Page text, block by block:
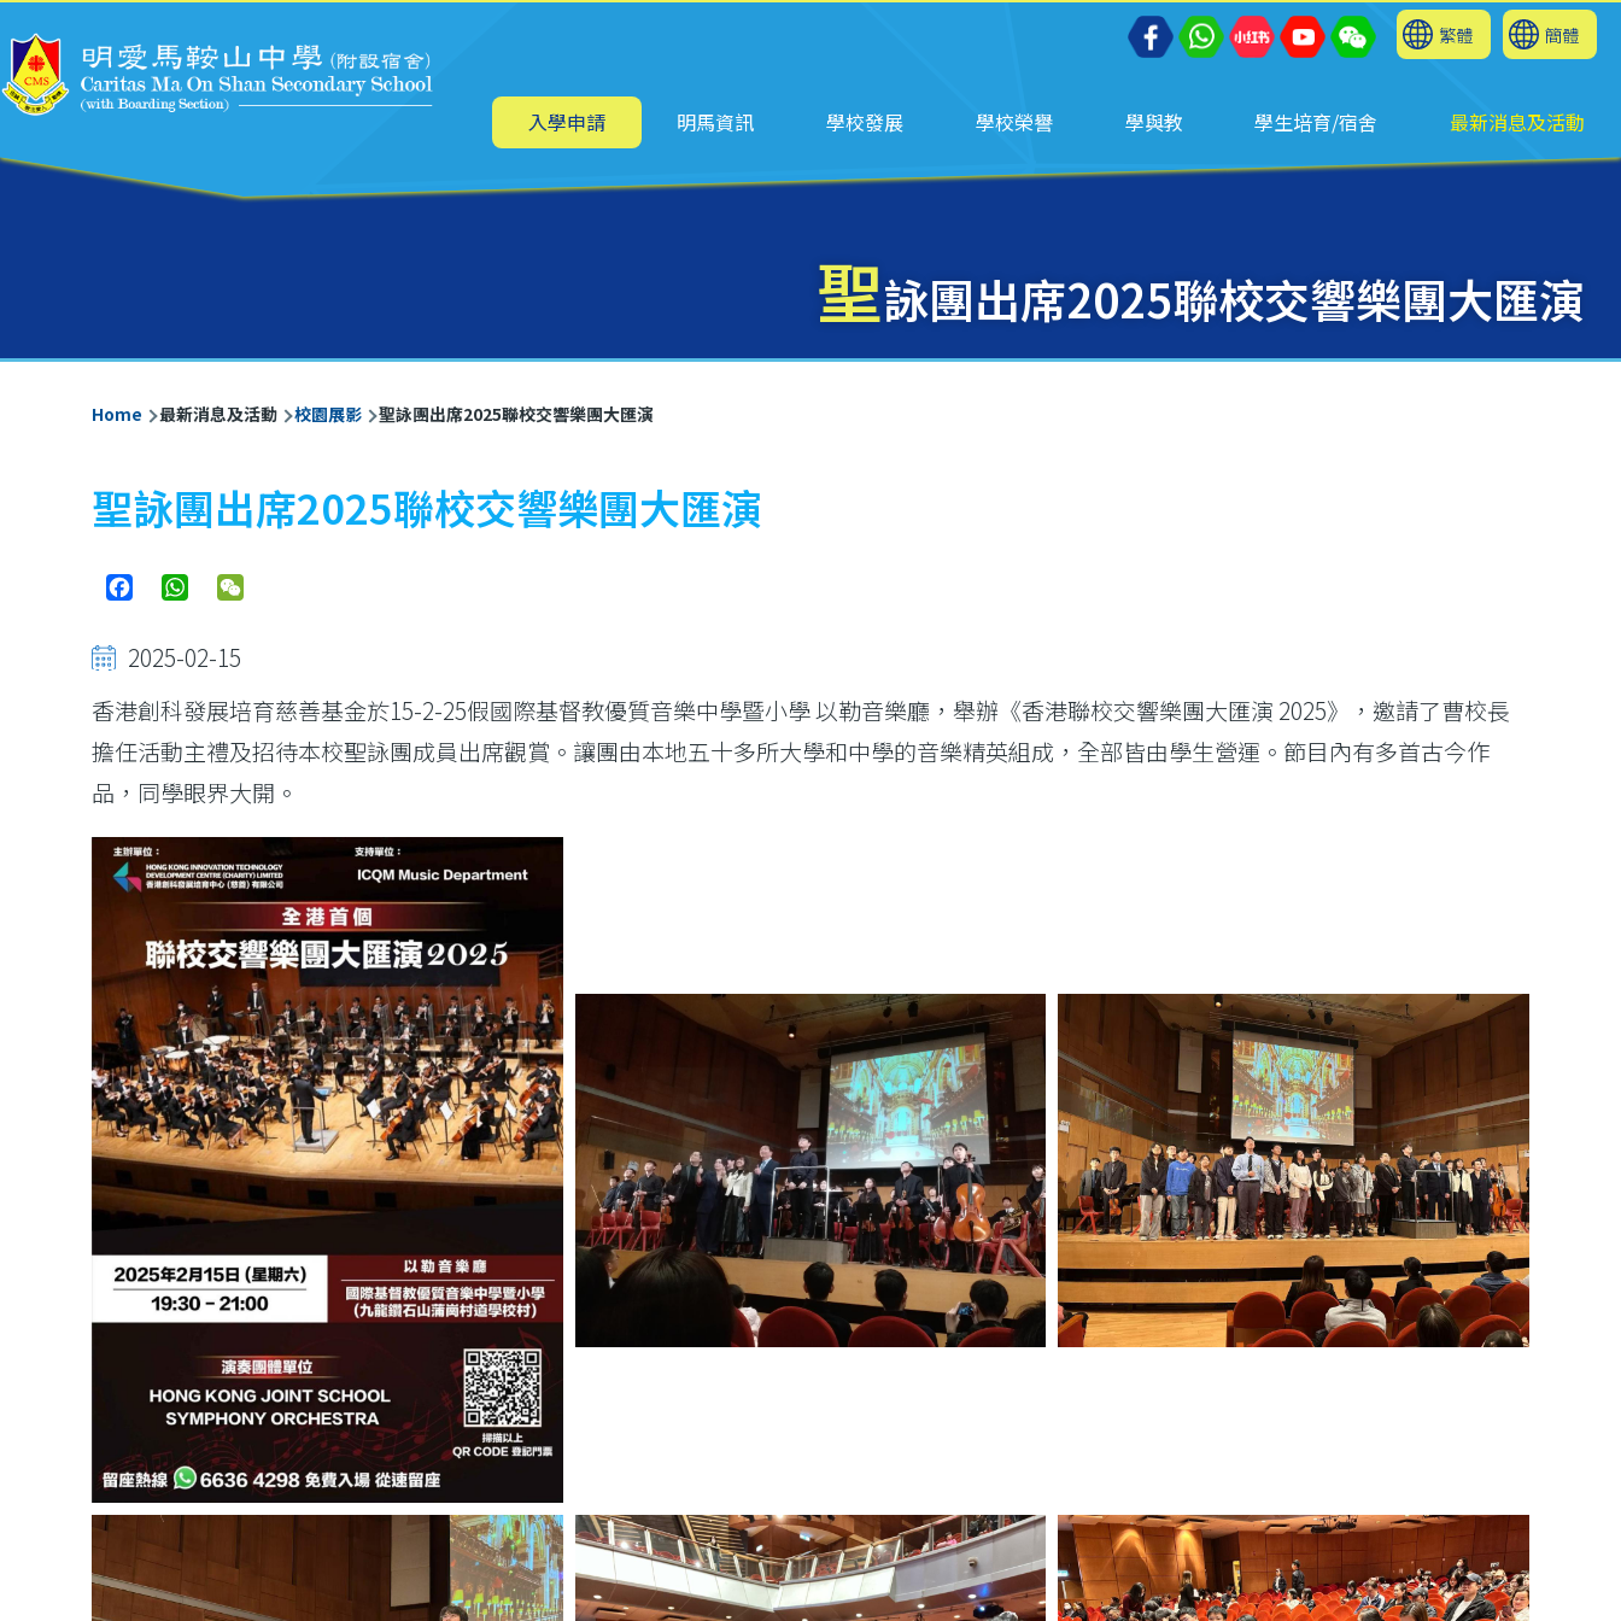
繁體 簡體
Main
入學申請 明馬資訊 學校發展 學校榮譽 學與教 學生培育/宿舍 最新消息及活動
聖詠團出席2025聯校交響樂團大匯演
Breadcrumb
Home 最新消息及活動 校園展影 聖詠團出席2025聯校交響樂團大匯演
聖詠團出席2025聯校交響樂團大匯演
FacebookWhatsApp
2025-02-15
香港創科發展培育慈善基金於15-2-25假國際基督教優質音樂中學暨小學 以勒音樂廳，舉辦《香港聯校交響樂團大匯演 2025》，邀請了曹校長
擔任活動主禮及招待本校聖詠團成員出席觀賞。讓團由本地五十多所大學和中學的音樂精英組成，全部皆由學生營運。節目內有多首古今作
品，同學眼界大開。